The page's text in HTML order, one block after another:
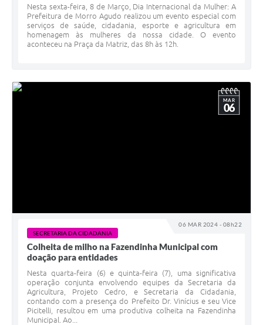
Nesta sexta-feira, 8 de Março, Dia Internacional da Mulher: A
Prefeitura de Morro Agudo realizou um evento especial com
serviços de saúde, cidadania, esporte e agricultura em
homenagem às mulheres da nossa cidade. O evento
aconteceu na Praça da Matriz, das 8h às 12h.
06 MAR 2024 - 08h22
MAR
06
SECRETARIA DA CIDADANIA
Colheita de milho na Fazendinha Municipal com
doação para entidades
Nesta quarta-feira (6) e quinta-feira (7), uma significativa
operação conjunta envolvendo equipes da Secretaria da
Agricultura, Projeto Cedro, e Secretaria da Cidadania,
contando com a presença do Prefeito Dr. Vinícius e seu Vice
Picitelli, resultou em uma produtiva colheita na Fazendinha
Municipal. Ao...